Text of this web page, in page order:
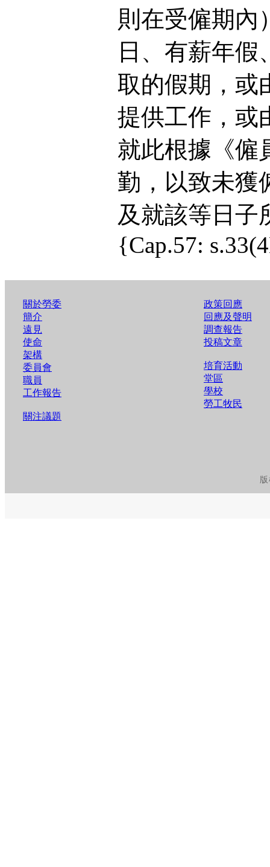
則在受僱期內
日、有薪年
取的假期，或
提供工作，或
就此根據《僱
勤，以致未獲
及就該等日子
{Cap.57:
關於勞委
簡介
遠見
使命
架構
委員會
職員
工作報告
關注議題
政策回應
回應及聲明
調查報告
投稿文章
培育活動
堂區
學校
勞工牧民